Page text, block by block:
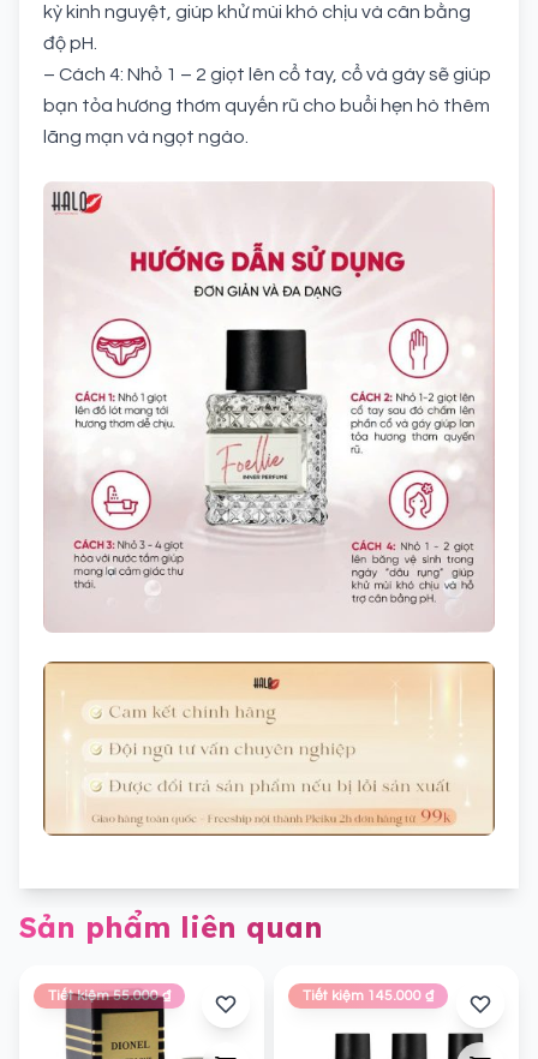
kỳ kinh nguyệt, giúp khử mùi khó chịu và cân bằng
độ pH.
– Cách 4: Nhỏ 1 – 2 giọt lên cổ tay, cổ và gáy sẽ giúp
bạn tỏa hương thơm quyến rũ cho buổi hẹn hò thêm
lãng mạn và ngọt ngào.
Sản phẩm liên quan
Tiết kiệm 55.000 ₫ Tiết kiệm 145.000 ₫